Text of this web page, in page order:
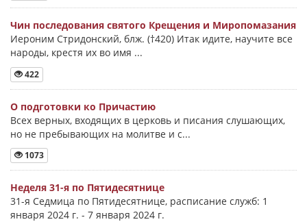
Чин последования святого Крещения и Миропомазания
Иероним Стридонский, блж. (†420) Итак идите, научите все
народы, крестя их во имя ...
422
О подготовки ко Причастию
Всех верных, входящих в церковь и писания слушающих,
но не пребывающих на молитве и с...
1073
Неделя 31-я по Пятидесятнице
31-я Седмица по Пятидесятнице, расписание служб: 1
января 2024 г. - 7 января 2024 г.